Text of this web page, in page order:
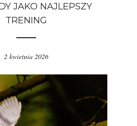
JAKO NAJLEPSZY
TRENING
2 kwietnia 2026